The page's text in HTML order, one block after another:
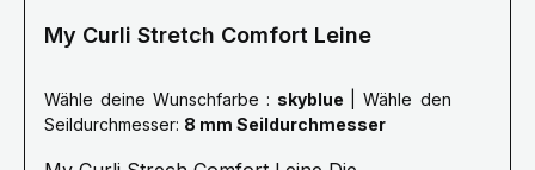
My Curli Stretch Comfort Leine
Wähle deine Wunschfarbe : skyblue
Seildurchmesser: 8 mm Seildurchmesser